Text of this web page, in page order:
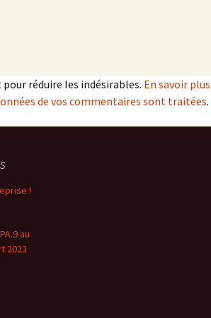
réduire les indésirables. En savoir plus
de vos commentaires sont traitées.
!
au
2023